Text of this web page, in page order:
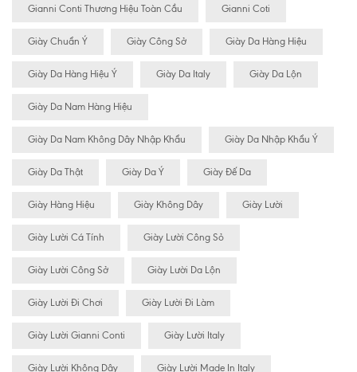
Gianni Conti Thương Hiệu Toàn Cầu Gianni Coti
Giày Chuẩn Ý Giày Công Sở Giày Da Hàng Hiệu
Giày Da Hàng Hiệu Ý Giày Da Italy Giày Da Lộn
Giày Da Nam Hàng Hiệu
Giày Da Nam Không Dây Nhập Khẩu Giày Da Nhập Khẩu Ý
Giày Da Thật Giày Da Ý Giày Đế Da
Giày Hàng Hiệu Giày Không Dây Giày Lười
Giày Lười Cá Tính Giày Lười Công Sỏ
Giày Lười Công Sở Giày Lười Da Lộn
Giày Lười Đi Chơi Giày Lười Đi Làm
Giày Lười Gianni Conti Giày Lười Italy
Giày Lười Không Dây Giày Lười Made In Italy